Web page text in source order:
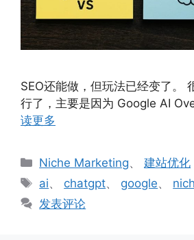
SEO还能做，但玩法已经变了。
行了，主要是因为 Google AI
读更多
分
类
Niche Marketing、建站优化
标
签
ai、 chatgpt、 google、
发表评论